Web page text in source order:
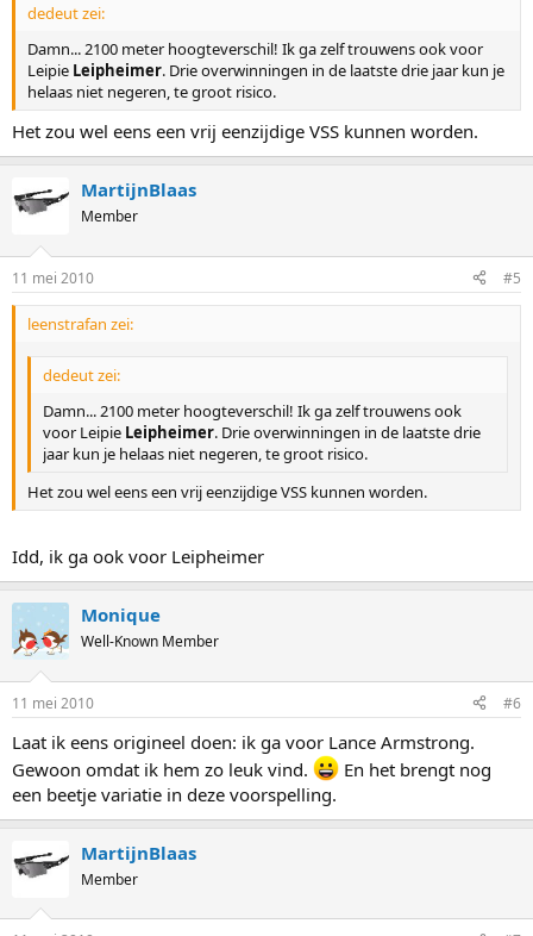
dedeut zei:
Damn... 2100 meter hoogteverschil! Ik ga zelf trouwens ook voor
Leipie Leipheimer. Drie overwinningen in de laatste drie jaar kun je
helaas niet negeren, te groot risico.
Het zou wel eens een vrij eenzijdige VSS kunnen worden.
MartijnBlaas
Member
11 mei 2010 #5
leenstrafan zei:
dedeut zei:
Damn... 2100 meter hoogteverschil! Ik ga zelf trouwens ook
voor Leipie Leipheimer. Drie overwinningen in de laatste drie
jaar kun je helaas niet negeren, te groot risico.
Het zou wel eens een vrij eenzijdige VSS kunnen worden.
Idd, ik ga ook voor Leipheimer
Monique
Well-Known Member
11 mei 2010 #6
Laat ik eens origineel doen: ik ga voor Lance Armstrong.
Gewoon omdat ik hem zo leuk vind.
En het brengt nog
een beetje variatie in deze voorspelling.
MartijnBlaas
Member